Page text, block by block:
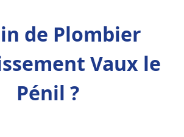
de Plombier
Vaux le
Pénil ?